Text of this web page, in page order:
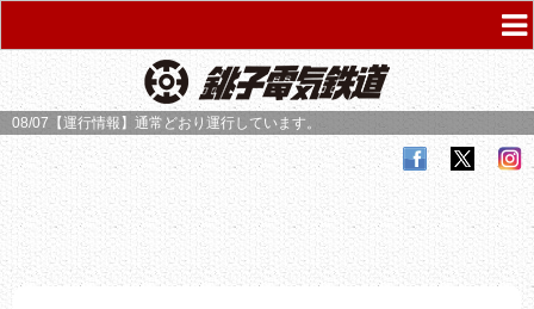
08/07【運行情報】 通常どおり運行しています。